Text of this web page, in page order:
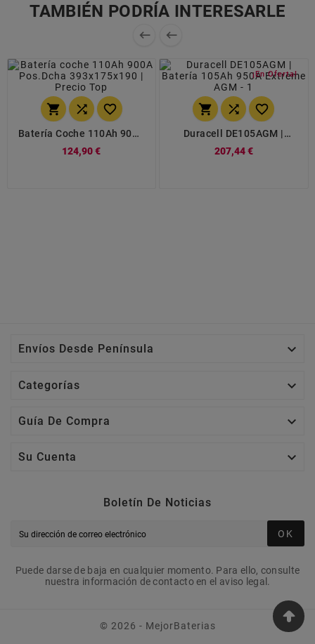
TAMBIÉN PODRÍA INTERESARLE
 
  
Batería Coche 110Ah 900A
393x175x190 AMPodium
124,90 €
¡En Oferta!
  
Duracell DE105AGM |
Extreme AGM
207,44 €
Envíos Desde Península 
Categorías 
Guía De Compra 
Su Cuenta 
Boletín De Noticias
OK
Puede darse de baja en cualquier momento. Para ello, consulte
nuestra información de contacto en el aviso legal.
© 2026 - MejorBaterias